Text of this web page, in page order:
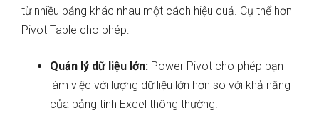
từ nhiều bảng khác nhau một cách hiệu quả. Cụ thể hơn
Pivot Table cho phép:
Quản lý dữ liệu lớn: Power Pivot cho phép bạn
làm việc với lượng dữ liệu lớn hơn so với khả năng
của bảng tính Excel thông thường.